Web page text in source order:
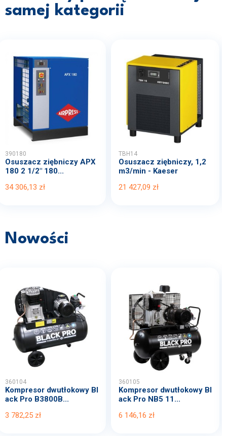
samej kategorii
390180
Osuszacz ziębniczy APX
180 2 1/2" 180...
34 306,13 zł
TBH14
Osuszacz ziębniczy, 1,2
m3/min - Kaeser
21 427,09 zł
Nowości
360104
Kompresor dwutłokowy Bl
ack Pro B3800B...
3 782,25 zł
360105
Kompresor dwutłokowy Bl
ack Pro NB5 11...
6 146,16 zł